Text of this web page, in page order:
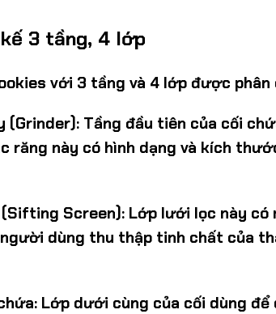
3 tầng, 4 lớp
với 3 tầng và 4 lớp được phân
(Grinder): Tầng đầu tiên của cối
răng này có hình dạng và kích
Screen): Lớp lưới lọc này có
dùng thu thập tinh chất của
Lớp dưới cùng của cối dùng